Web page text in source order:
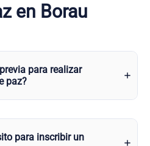
en Borau
para realizar
paz?
para inscribir un